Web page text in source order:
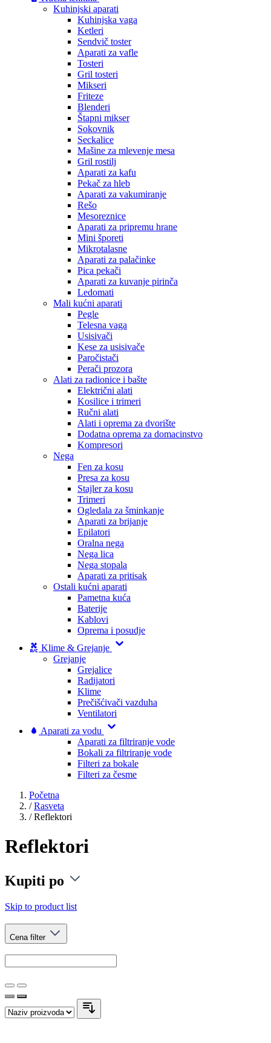
Kuhinjski aparati
Kuhinjska vaga
Ketleri
Sendvič toster
Aparati za vafle
Tosteri
Gril tosteri
Mikseri
Friteze
Blenderi
Štapni mikser
Sokovnik
Seckalice
Mašine za mlevenje mesa
Gril rostilj
Aparati za kafu
Pekač za hleb
Aparati za vakumiranje
Rešo
Mesoreznice
Aparati za pripremu hrane
Mini šporeti
Mikrotalasne
Aparati za palačinke
Pica pekači
Aparati za kuvanje pirinča
Ledomati
Mali kućni aparati
Pegle
Telesna vaga
Usisivači
Kese za usisivače
Paročistači
Perači prozora
Alati za radionice i bašte
Električni alati
Kosilice i trimeri
Ručni alati
Alati i oprema za dvorište
Dodatna oprema za domacinstvo
Kompresori
Nega
Fen za kosu
Presa za kosu
Stajler za kosu
Trimeri
Ogledala za šminkanje
Aparati za brijanje
Epilatori
Oralna nega
Nega lica
Nega stopala
Aparati za pritisak
Ostali kućni aparati
Pametna kuća
Baterije
Kablovi
Oprema i posudje
Klime & Grejanje
Grejanje
Grejalice
Radijatori
Klime
Prečišćivači vazduha
Ventilatori
Aparati za vodu
Aparati za filtriranje vode
Bokali za filtriranje vode
Filteri za bokale
Filteri za česme
Početna
/ Rasveta
/ Reflektori
Reflektori
Kupiti po
Skip to product list
Cena filter